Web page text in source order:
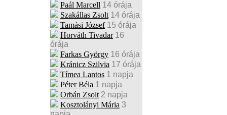
Paál Marcell 14 órája
Szakállas Zsolt 14 órája
Tamási József 15 órája
Horváth Tivadar 16
órája
Farkas György 16 órája
Kránicz Szilvia 17 órája
Tímea Lantos 1 napja
Péter Béla 1 napja
Orbán Zsolt 2 napja
Kosztolányi Mária 3